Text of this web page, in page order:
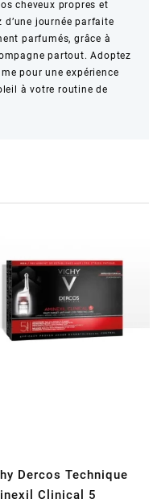
cheveux propres et
journée parfaite
parfumés, grâce à
partout. Adoptez
pour une expérience
à votre routine de
Dercos Technique
Clinical 5